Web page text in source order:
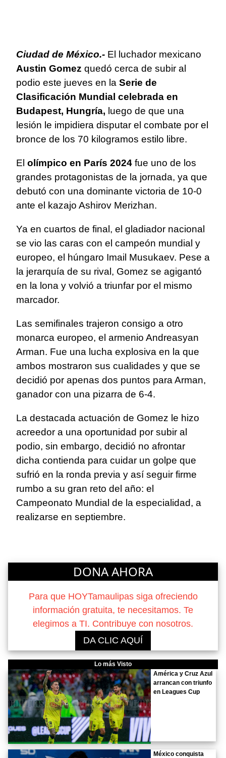
Ciudad de México.- El luchador mexicano
Austin Gomez quedó cerca de subir al
podio este jueves en la Serie de
Clasificación Mundial celebrada en
Budapest, Hungría, luego de que una
lesión le impidiera disputar el combate por el
bronce de los 70 kilogramos estilo libre.
El olímpico en París 2024 fue uno de los
grandes protagonistas de la jornada, ya que
debutó con una dominante victoria de 10-0
ante el kazajo Ashirov Merizhan.
Ya en cuartos de final, el gladiador nacional
se vio las caras con el campeón mundial y
europeo, el húngaro Imail Musukaev. Pese a
la jerarquía de su rival, Gomez se agigantó
en la lona y volvió a triunfar por el mismo
marcador.
Las semifinales trajeron consigo a otro
monarca europeo, el armenio Andreasyan
Arman. Fue una lucha explosiva en la que
ambos mostraron sus cualidades y que se
decidió por apenas dos puntos para Arman,
ganador con una pizarra de 6-4.
La destacada actuación de Gomez le hizo
acreedor a una oportunidad por subir al
podio, sin embargo, decidió no afrontar
dicha contienda para cuidar un golpe que
sufrió en la ronda previa y así seguir firme
rumbo a su gran reto del año: el
Campeonato Mundial de la especialidad, a
realizarse en septiembre.
DONA AHORA
Para que HOYTamaulipas siga ofreciendo
información gratuita, te necesitamos. Te
elegimos a TI. Contribuye con nosotros.
DA CLIC AQUÍ
Lo más Visto
América y Cruz Azul
arrancan con triunfo
en Leagues Cup
México conquista